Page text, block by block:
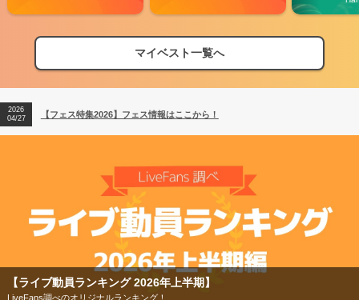
マイベスト一覧へ
【フェス特集2026】フェス情報はここから！
【ライブ動員ランキング】2026年上半期編発表！
2026
04/27
【フェス特集2026】フェス情報はここから！
2026
【ライブ動員ランキング 2026年上半期】
LiveFans調べのオリジナルランキング！